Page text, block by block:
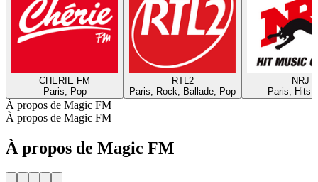
CHERIE FM
Paris, Pop
RTL2
Paris, Rock, Ballade, Pop
NRJ
Paris, Hits,
À propos de Magic FM
À propos de Magic FM
À propos de Magic FM